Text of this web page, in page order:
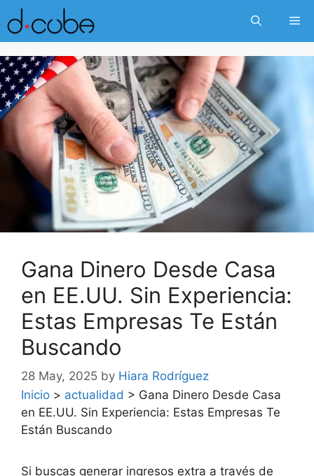
Skip
to
content
Gana Dinero Desde Casa
en EE.UU. Sin Experiencia:
Estas Empresas Te Están
Buscando
28 May, 2025 by Hiara Rodríguez
Inicio > actualidad > Gana Dinero Desde Casa
en EE.UU. Sin Experiencia: Estas Empresas Te
Están Buscando
Si buscas generar ingresos extra a través de